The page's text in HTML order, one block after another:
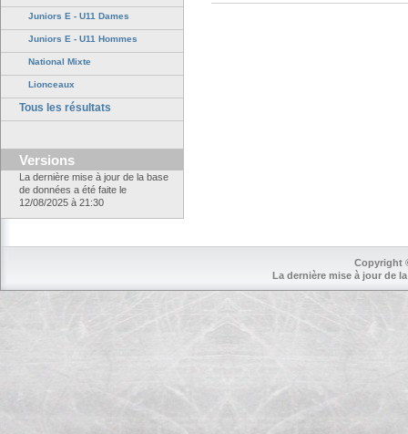
Juniors E - U11 Dames
Juniors E - U11 Hommes
National Mixte
Lionceaux
Tous les résultats
Versions
La dernière mise à jour de la base
de données a été faite le
12/08/2025 à 21:30
Copyright
La dernière mise à jour de